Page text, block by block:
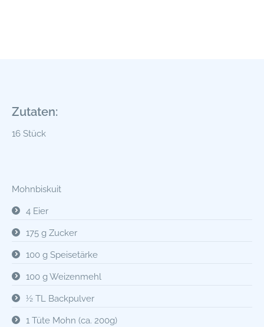
Zutaten:
16 Stück
Mohnbiskuit
4 Eier
175 g Zucker
100 g Speisetärke
100 g Weizenmehl
½ TL Backpulver
1 Tüte Mohn (ca. 200g)